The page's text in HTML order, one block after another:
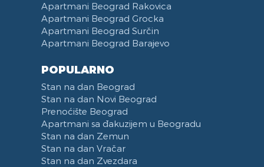
Apartmani Beograd Rakovica
Apartmani Beograd Grocka
Apartmani Beograd Surčin
Apartmani Beograd Barajevo
POPULARNO
Stan na dan Beograd
Stan na dan Novi Beograd
Prenoćište Beograd
Apartmani sa đakuzijem u Beogradu
Stan na dan Zemun
Stan na dan Vračar
Stan na dan Zvezdara